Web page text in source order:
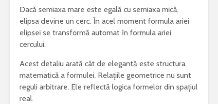
Dacă semiaxa mare este egală cu semiaxa mică,
elipsa devine un cerc. În acel moment formula ariei
elipsei se transformă automat în formula ariei
cercului.
Acest detaliu arată cât de elegantă este structura
matematică a formulei. Relațiile geometrice nu sunt
reguli arbitrare. Ele reflectă logica formelor din spațiul
real.